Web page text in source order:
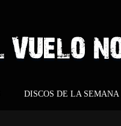
DISCOS DE LA SEMANA